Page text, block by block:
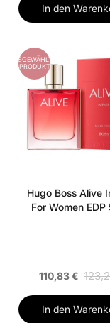
In den
AUSGEWÄHLTES
PRODUKT
Hugo Boss Alive
For Women EDP
110,83 €
In den